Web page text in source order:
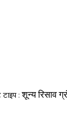
टाइप :शून्य रिसाव